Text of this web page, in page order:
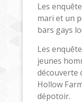
Les
mari et un
bars gays
Les
jeunes
découverte
Hollow
dépotoir.